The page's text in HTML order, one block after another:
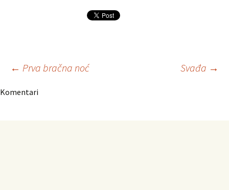
Navigacija
← Prva bračna noć Svađa →
Komentari